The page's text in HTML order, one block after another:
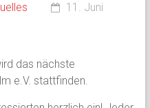
11. Juni
das nächste
e.V. stattfinden.